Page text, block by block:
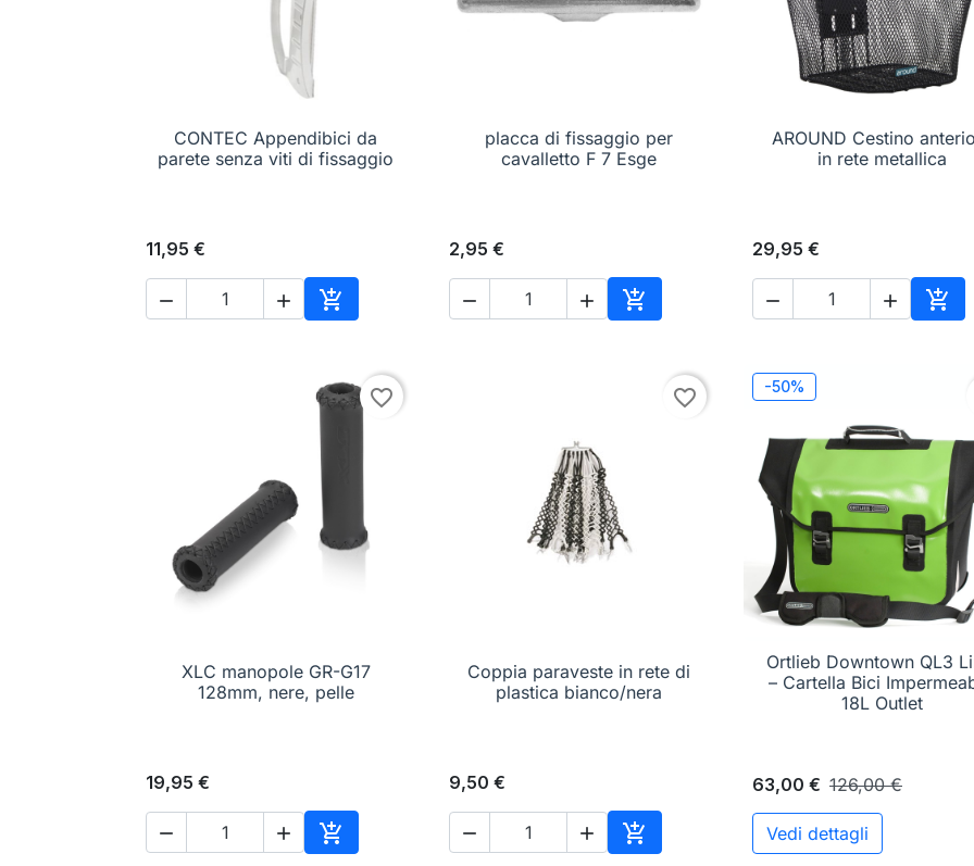
 Anteprima
CONTEC Appendibici da
parete senza viti di fissaggio
11,95 €
  
Aggiungi al carrello
 Anteprima
placca di fissaggio per
cavalletto F 7 Esge
2,95 €
  
Aggiungi al carrello
 Anteprima
AROUND Cestino
in rete metallica
29,95 €
  
favorite_border
 Anteprima
XLC manopole GR-G17
128mm, nere, pelle
19,95 €
  
Aggiungi al carrello
favorite_border
 Anteprima
Coppia paraveste in rete di
plastica bianco/nera
9,50 €
  
Aggiungi al carrello
-50%
 Anteprima
Ortlieb Downtown QL3
– Cartella Bici
18L Outlet
63,00 € 126,00 €
Vedi dettagli